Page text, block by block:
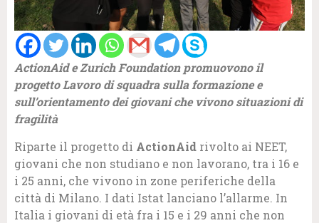
ActionAid e Zurich Foundation promuovono il
progetto Lavoro di squadra sulla formazione e
sull’orientamento dei giovani che vivono situazioni di
fragilità
Riparte il progetto di ActionAid rivolto ai NEET,
giovani che non studiano e non lavorano, tra i 16 e
i 25 anni, che vivono in zone periferiche della
città di Milano. I dati Istat lanciano l’allarme. In
Italia i giovani di età fra i 15 e i 29 anni che non